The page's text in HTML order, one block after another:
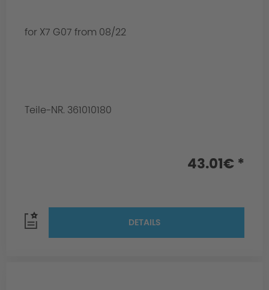
for X7 G07 from 08/22
Teile-NR. 361010180
43.01€ *
DETAILS